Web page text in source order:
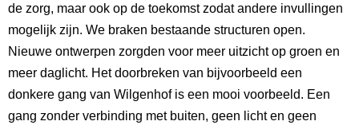
de zorg, maar ook op de toekomst zodat andere invullingen
mogelijk zijn. We braken bestaande structuren open.
Nieuwe ontwerpen zorgden voor meer uitzicht op groen en
meer daglicht. Het doorbreken van bijvoorbeeld een
donkere gang van Wilgenhof is een mooi voorbeeld. Een
gang zonder verbinding met buiten, geen licht en geen